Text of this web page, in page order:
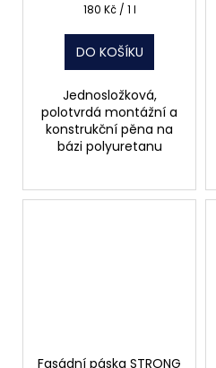
Měrná
180 Kč / 1 l
DO KOŠÍKU
Jednosložková,
polotvrdá montážní a
konstrukční pěna na
bázi polyuretanu
Fasádní páska STRONG